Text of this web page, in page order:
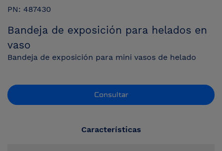
PN: 487430
Bandeja de exposición para helados en
vaso
Bandeja de exposición para mini vasos de helado
Consultar
Características